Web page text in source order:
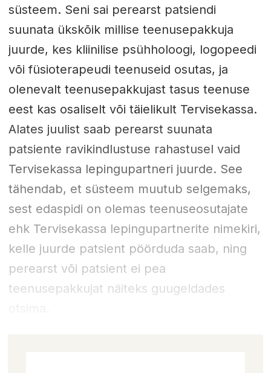
süsteem. Seni sai perearst patsiendi
suunata ükskõik millise teenusepakkuja
juurde, kes kliinilise psühholoogi, logopeedi
või füsioterapeudi teenuseid osutas, ja
olenevalt teenusepakkujast tasus teenuse
eest kas osaliselt või täielikult Tervisekassa.
Alates juulist saab perearst suunata
patsiente ravikindlustuse rahastusel vaid
Tervisekassa lepingupartneri juurde. See
tähendab, et süsteem muutub selgemaks,
sest edaspidi on olemas teenuseosutajate
ehk Tervisekassa lepingupartnerite nimekiri,
kelle juurde patsient pöörduda saab, ning
perearst või patsient ei pea
teenusepakkujat näiteks guugeldades